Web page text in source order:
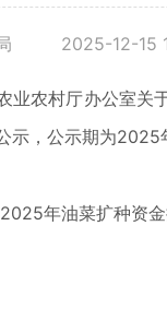
2025-12-15
农村厅办公室关于
示，公示期为
年油菜扩种资金